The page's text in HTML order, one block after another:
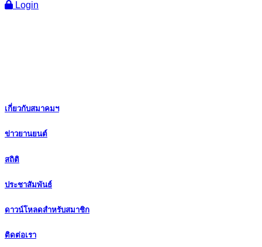
Login
เกี่ยวกับสมาคมฯ
ข่าวยานยนต์
สถิติ
ประชาสัมพันธ์
ดาวน์โหลดสำหรับสมาชิก
ติดต่อเรา